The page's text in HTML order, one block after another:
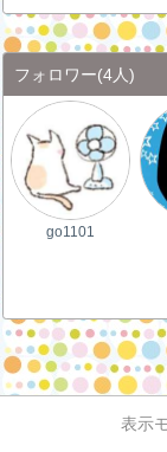
フォロワー(4人)
go1101